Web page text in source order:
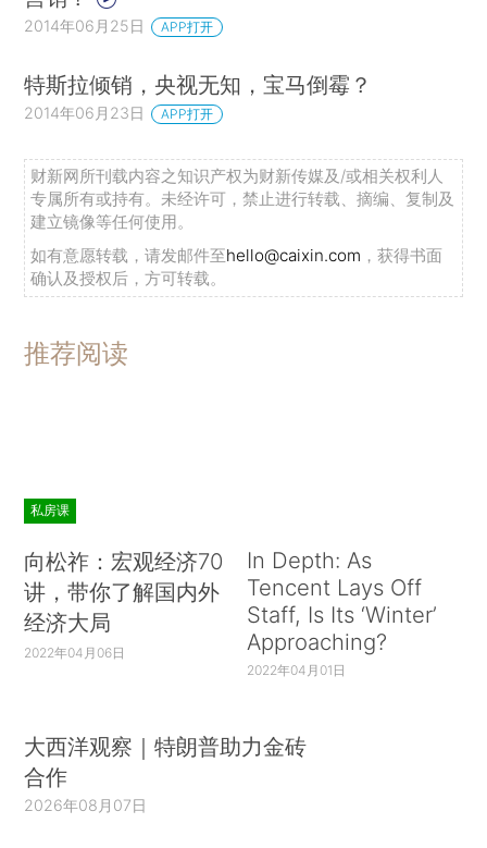
2014年06月25日 APP打开
特斯拉倾销，央视无知，宝马倒霉？
2014年06月23日 APP打开
财新网所刊载内容之知识产权为财新传媒及/或相关权利人
专属所有或持有。未经许可，禁止进行转载、摘编、复制及
建立镜像等任何使用。
如有意愿转载，请发邮件至hello@caixin.com ，获得书面
确认及授权后，方可转载。
推荐阅读
私房课
向松祚：宏观经济70
讲，带你了解国内外
经济大局
2022年04月06日
In Depth: As
Tencent Lays Off
Staff, Is Its ‘Winter’
Approaching?
2022年04月01日
大西洋观察｜特朗普助力金砖
合作
2026年08月07日